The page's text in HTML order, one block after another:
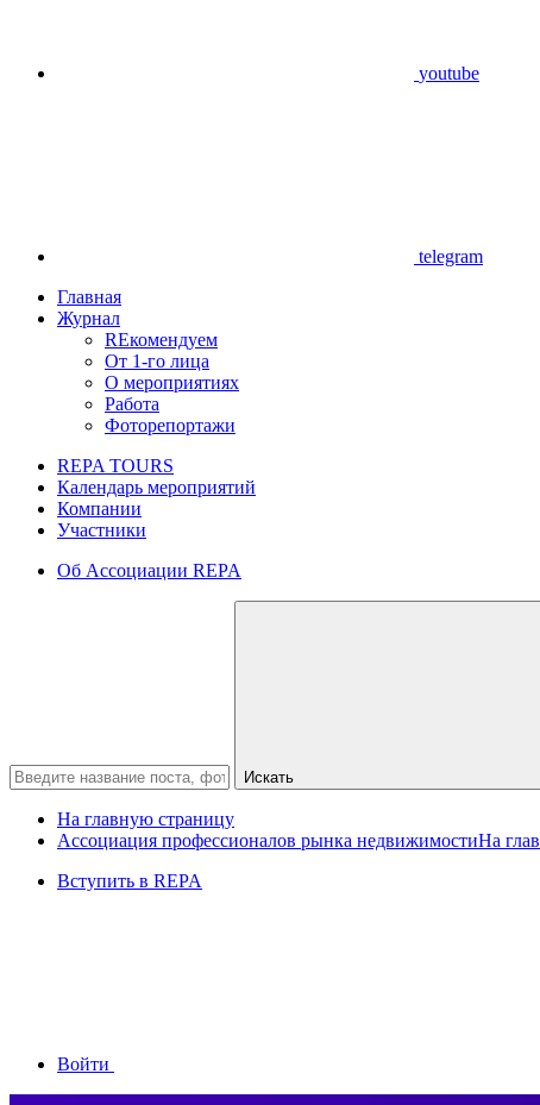
youtube
telegram
Главная
Журнал
REкомендуем
От 1-го лица
О мероприятиях
Работа
Фоторепортажи
REPA TOURS
Календарь мероприятий
Компании
Участники
Об Ассоциации REPA
Искать
На главную страницу
Ассоциация профессионалов рынка недвижимостиНа
Вступить в REPA
Войти